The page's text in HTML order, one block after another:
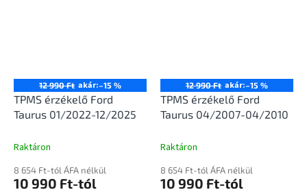
12 990 Ft akár:–15 %
TPMS érzékelő Ford
Taurus 01/2022-12/2025
Raktáron
8 654 Ft-tól ÁFA nélkül
10 990 Ft-tól
12 990 Ft akár:–15 %
TPMS érzékelő Ford
Taurus 04/2007-04/2010
Raktáron
8 654 Ft-tól ÁFA nélkül
10 990 Ft-tól